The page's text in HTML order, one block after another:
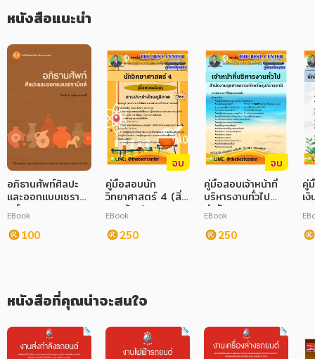
การเรียน การศึกษา
หนังสือเด็ก
การพัฒนาตนเอง
ความรู้ทั่วไป
การ์ตูนความรู้ การ์ตูน
การ์ตูนมังงะ (Manga)
หนังสือแนะนำ
อภิธานศัพท์ศิลปะ
และออกแบบเซรามิ
กส์
EBook
100
จบ
คู่มือสอบนัก
วิทยาศาสตร์ 4 (สิ่ง
แวดล้อม) การ
ประปาส่วนภูมิภาค
EBook
250
จบ
คู่มือสอบเจ้าหน้าที่
บริหารงานทั่วไป
สำนักงาน
อุตสาหกรรมจังหวัด
อุบลราชธานี
EBook
250
คู่
เ
ก
เ
หนังสือที่คุณน่าจะสนใจ